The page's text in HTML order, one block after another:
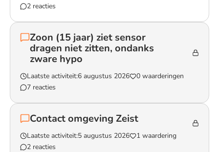
2 reacties
Zoon (15 jaar) ziet sensor
dragen niet zitten, ondanks
zware hypo
Laatste activiteit:6 augustus 2026
0 waarderingen
7 reacties
Lees het gesprek `Zoon (15 jaar) ziet sensor dragen niet zitten,
Contact omgeving Zeist
Laatste activiteit:5 augustus 2026
1 waardering
2 reacties